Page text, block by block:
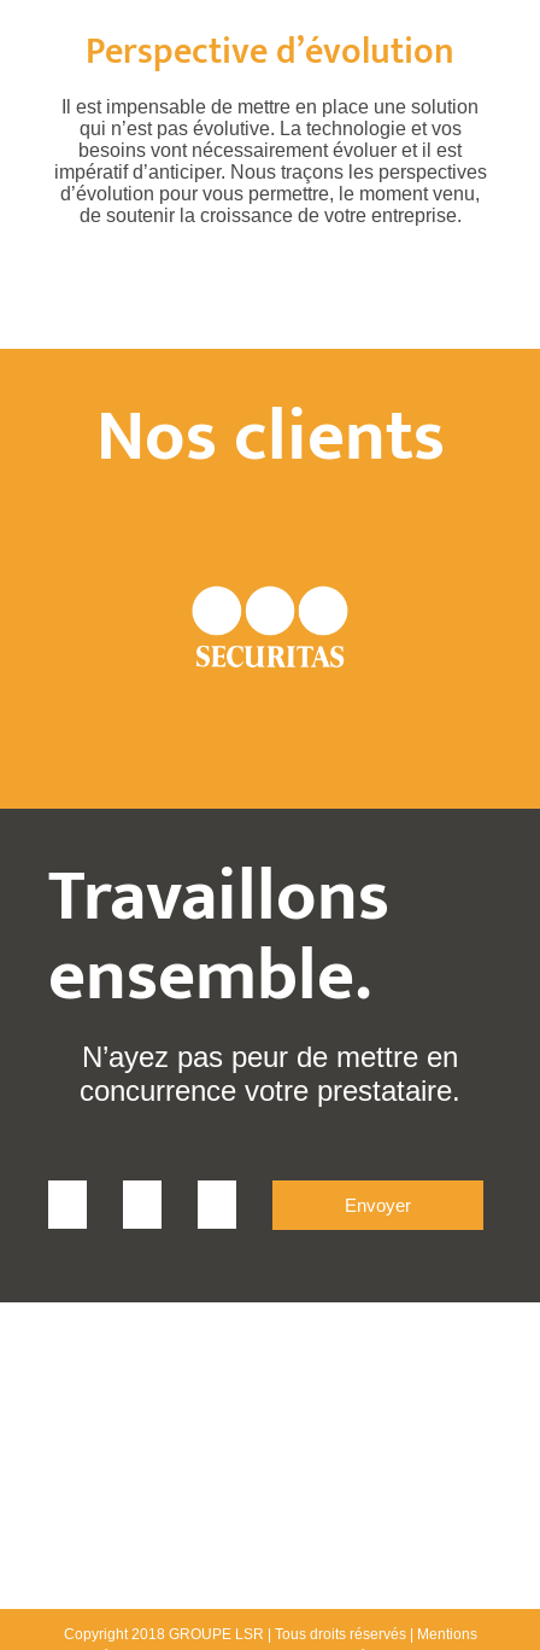
Perspective d’évolution
Il est impensable de mettre en place une solution
qui n’est pas évolutive. La technologie et vos
besoins vont nécessairement évoluer et il est
impératif d’anticiper. Nous traçons les perspectives
d’évolution pour vous permettre, le moment venu,
de soutenir la croissance de votre entreprise.
Nos clients
Travaillons
ensemble.
N’ayez pas peur de mettre en
concurrence votre prestataire.
Copyright 2018 GROUPE LSR | Tous droits réservés | Mentions